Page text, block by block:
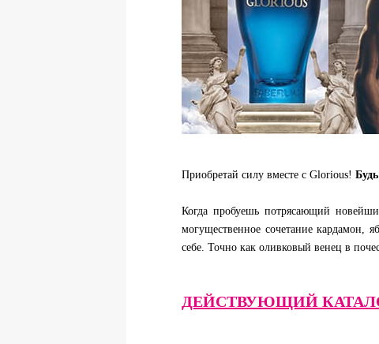
Приобретай силу вместе с Glorious!
Когда пробуешь потрясающий
могущественное сочетание кардамон,
себе. Точно как оливковый венец в
ДЕЙСТВУЮЩИЙ